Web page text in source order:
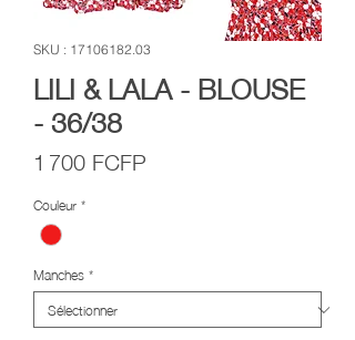
SKU : 17106182.03
LILI & LALA - BLOUSE
- 36/38
1 700 FCFP
Couleur*
Manches*